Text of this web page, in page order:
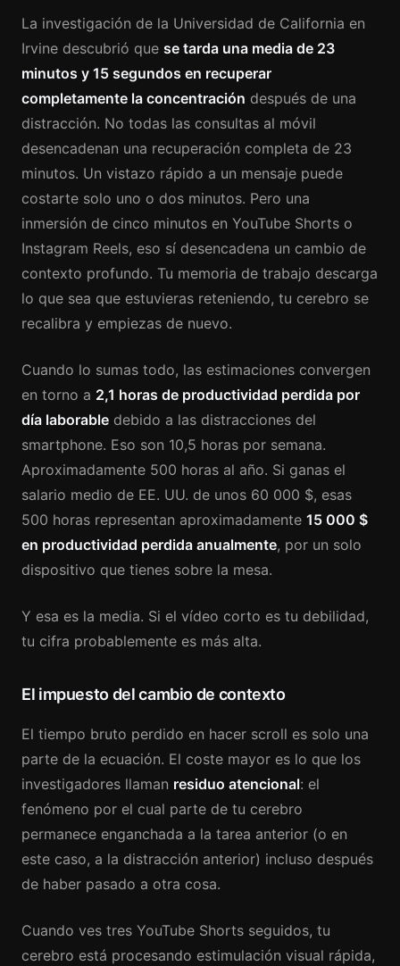
La investigación de la Universidad de California en
Irvine descubrió que se tarda una media de 23
minutos y 15 segundos en recuperar
completamente la concentración después de una
distracción. No todas las consultas al móvil
desencadenan una recuperación completa de 23
minutos. Un vistazo rápido a un mensaje puede
costarte solo uno o dos minutos. Pero una
inmersión de cinco minutos en YouTube Shorts o
Instagram Reels, eso sí desencadena un cambio de
contexto profundo. Tu memoria de trabajo descarga
lo que sea que estuvieras reteniendo, tu cerebro se
recalibra y empiezas de nuevo.
Cuando lo sumas todo, las estimaciones convergen
en torno a 2,1 horas de productividad perdida por
día laborable debido a las distracciones del
smartphone. Eso son 10,5 horas por semana.
Aproximadamente 500 horas al año. Si ganas el
salario medio de EE. UU. de unos 60 000 $, esas
500 horas representan aproximadamente 15 000 $
en productividad perdida anualmente, por un solo
dispositivo que tienes sobre la mesa.
Y esa es la media. Si el vídeo corto es tu debilidad,
tu cifra probablemente es más alta.
El impuesto del cambio de contexto
El tiempo bruto perdido en hacer scroll es solo una
parte de la ecuación. El coste mayor es lo que los
investigadores llaman residuo atencional: el
fenómeno por el cual parte de tu cerebro
permanece enganchada a la tarea anterior (o en
este caso, a la distracción anterior) incluso después
de haber pasado a otra cosa.
Cuando ves tres YouTube Shorts seguidos, tu
cerebro está procesando estimulación visual rápida,